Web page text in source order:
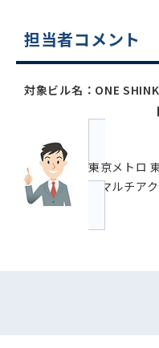
担当者コメント
対象ビル名：ONE
東京メトロ
のマルチア